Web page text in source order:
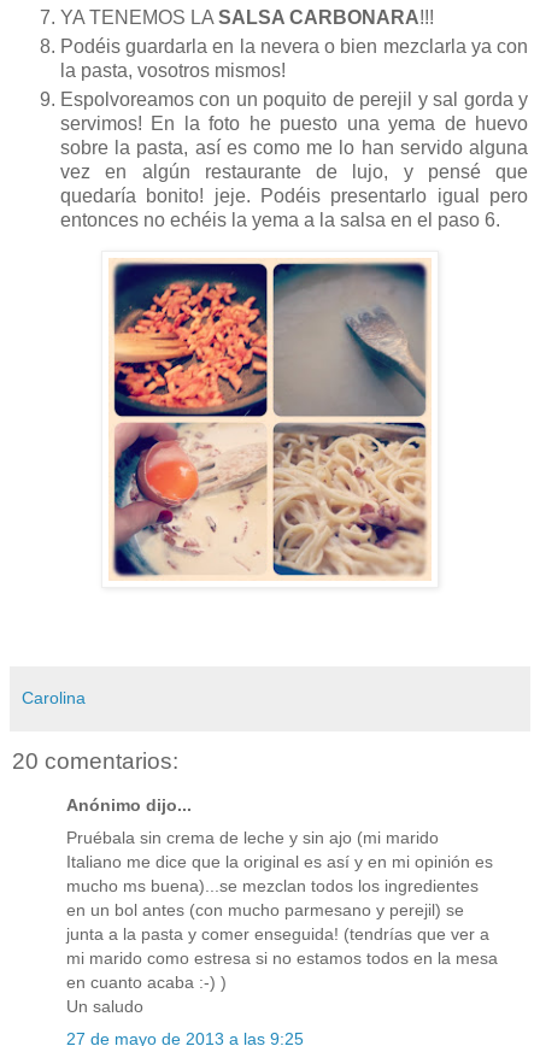
YA TENEMOS LA SALSA CARBONARA!!!
Podéis guardarla en la nevera o bien mezclarla ya con
la pasta, vosotros mismos!
Espolvoreamos con un poquito de perejil y sal gorda y
servimos! En la foto he puesto una yema de huevo
sobre la pasta, así es como me lo han servido alguna
vez en algún restaurante de lujo, y pensé que
quedaría bonito! jeje. Podéis presentarlo igual pero
entonces no echéis la yema a la salsa en el paso 6.
Carolina
20 comentarios:
Anónimo dijo...
Pruébala sin crema de leche y sin ajo (mi marido
Italiano me dice que la original es así y en mi opinión es
mucho ms buena)...se mezclan todos los ingredientes
en un bol antes (con mucho parmesano y perejil) se
junta a la pasta y comer enseguida! (tendrías que ver a
mi marido como estresa si no estamos todos en la mesa
en cuanto acaba :-) )
Un saludo
27 de mayo de 2013 a las 9:25